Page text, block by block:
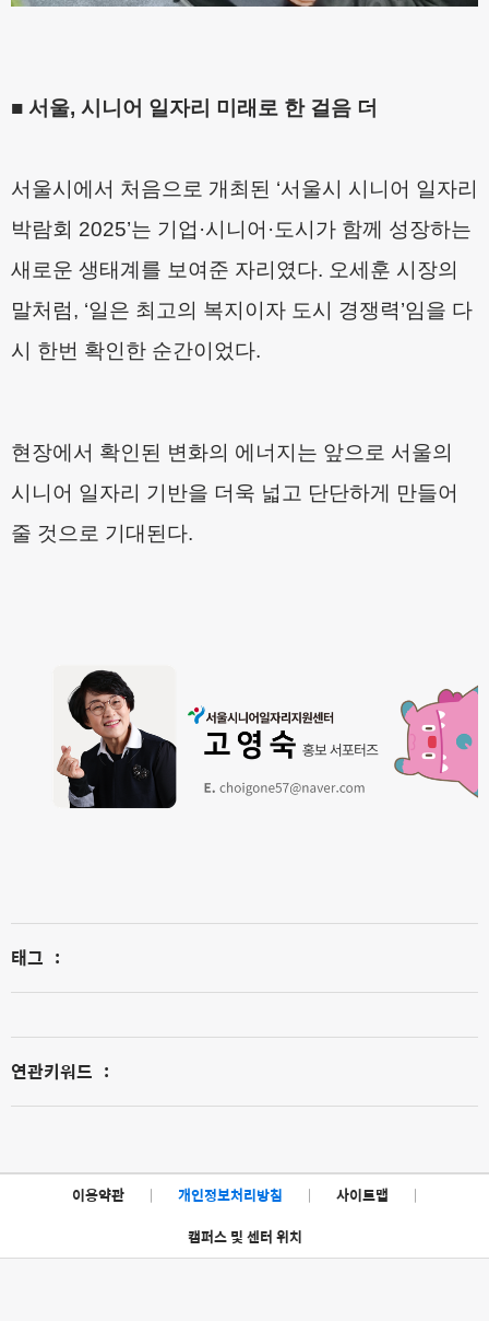
■ 서울, 시니어 일자리 미래로 한 걸음 더
서울시에서 처음으로 개최된 ‘서울시 시니어 일자리
박람회 2025’는 기업 ·시니어 · 도시가 함께 성장하는
새로운 생태계를 보여준 자리였다. 오세훈 시장의
말처럼, ‘일은 최고의 복지이자 도시 경쟁력’임을 다
시 한번 확인한 순간이었다.
현장에서 확인된 변화의 에너지는 앞으로 서울의
시니어 일자리 기반을 더욱 넓고 단단하게 만들어
줄 것으로 기대된다.
태그 :
연관키워드 :
이용약관 | 개인정보처리방침 | 사이트맵
|
캠퍼스 및 센터 위치